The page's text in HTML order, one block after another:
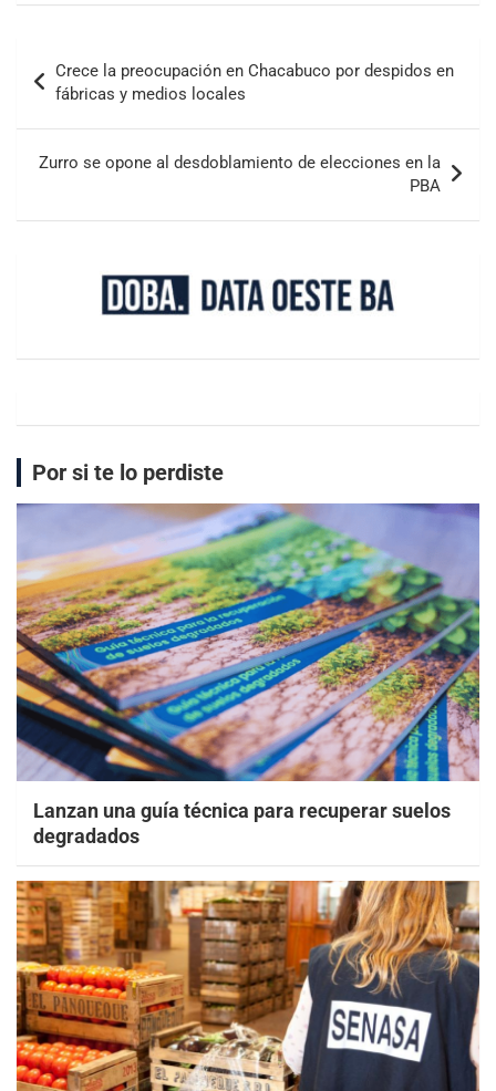
Crece la preocupación en Chacabuco por despidos en
fábricas y medios locales
Zurro se opone al desdoblamiento de elecciones en la
PBA
Por si te lo perdiste
Lanzan una guía técnica para recuperar suelos
degradados